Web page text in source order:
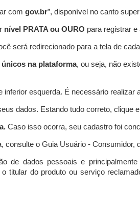
com gov.br”, disponível no canto
nível PRATA ou OURO para registrar
será redirecionado para a tela de
na plataforma, ou seja, não
esquerda. É necessário realizar
dados. Estando tudo correto, clique
Caso isso ocorra, seu cadastro foi
consulte o Guia Usuário - Consumidor,
de dados pessoais e
titular do produto ou serviço